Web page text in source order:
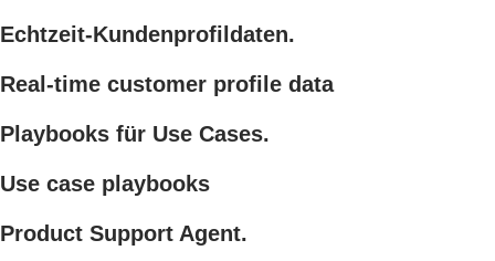
Echtzeit-Kundenprofildaten.
Real-time customer profile data
Playbooks für Use Cases.
Use case playbooks
Product Support Agent.